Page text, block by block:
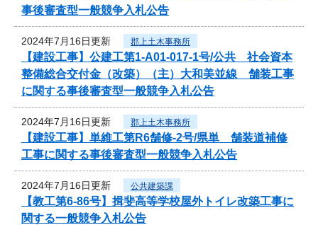
事後審査型一般競争入札公告
2024年7月16日更新 郡上土木事務所
【建設工事】公建工第1-A01-017-1号/公共 社会資本
整備総合交付金（改築）（主）大和美並線 舗装工事
に関する事後審査型一般競争入札公告
2024年7月16日更新 郡上土木事務所
【建設工事】単維工第R6舗修-2号/県単 舗装道補修
工事に関する事後審査型一般競争入札公告
2024年7月16日更新 公共建築課
【教工第6-86号】揖斐高等学校屋外トイレ改築工事に
関する一般競争入札公告